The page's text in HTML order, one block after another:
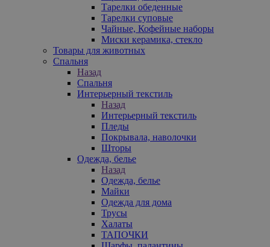
Тарелки обеденные
Тарелки суповые
Чайные, Кофейные наборы
Миски керамика, стекло
Товары для животных
Спальня
Назад
Спальня
Интерьерный текстиль
Назад
Интерьерный текстиль
Пледы
Покрывала, наволочки
Шторы
Одежда, белье
Назад
Одежда, белье
Майки
Одежда для дома
Трусы
Халаты
ТАПОЧКИ